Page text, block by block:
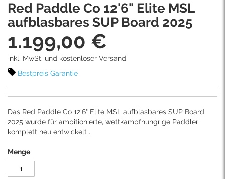
Red Paddle Co 12'6" Elite MSL
aufblasbares SUP Board 2025
1.199,00 €
inkl. MwSt. und kostenloser Versand
Bestpreis Garantie
Das Red Paddle Co 12'6" Elite MSL aufblasbares SUP Board
2025 wurde für ambitionierte, wettkampfhungrige Paddler
komplett neu entwickelt .
Menge
to
the
beginning
of
the
images
gallery